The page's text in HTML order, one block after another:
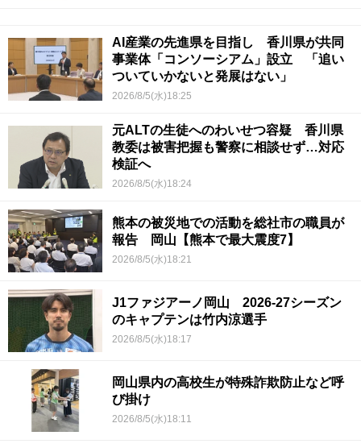
AI産業の先進県を目指し 香川県が共同
事業体「コンソーシアム」設立 「追い
ついていかないと発展はない」
2026/8/5(水)18:25
元ALTの生徒へのわいせつ容疑 香川県
教委は被害把握も警察に相談せず…対応
検証へ
2026/8/5(水)18:24
熊本の被災地での活動を総社市の職員が
報告 岡山【熊本で最大震度7】
2026/8/5(水)18:21
J1ファジアーノ岡山 2026-27シーズン
のキャプテンは竹内涼選手
2026/8/5(水)18:17
岡山県内の高校生が特殊詐欺防止など呼
び掛け
2026/8/5(水)18:11